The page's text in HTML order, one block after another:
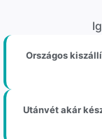
Országos
Utánvét akár